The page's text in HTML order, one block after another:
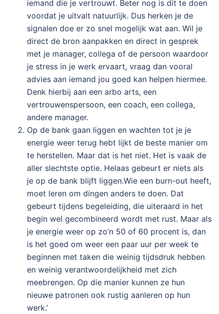
iemand die je vertrouwt. Beter nog is dit te doen
voordat je uitvalt natuurlijk. Dus herken je de
signalen doe er zo snel mogelijk wat aan. Wil je
direct de bron aanpakken en direct in gesprek
met je manager, collega of de persoon waardoor
je stress in je werk ervaart, vraag dan vooral
advies aan iemand jou goed kan helpen hiermee.
Denk hierbij aan een arbo arts, een
vertrouwenspersoon, een coach, een collega,
andere manager.
Op de bank gaan liggen en wachten tot je je
energie weer terug hebt lijkt de beste manier om
te herstellen. Maar dat is het niet. Het is vaak de
aller slechtste optie. Helaas gebeurt er niets als
je op de bank blijft liggen.Wie een burn-out heeft,
moet leren om dingen anders te doen. Dat
gebeurt tijdens begeleiding, die uiteraard in het
begin wel gecombineerd wordt met rust. Maar als
je energie weer op zo’n 50 of 60 procent is, dan
is het goed om weer een paar uur per week te
beginnen met taken die weinig tijdsdruk hebben
en weinig verantwoordelijkheid met zich
meebrengen. Op die manier kunnen ze hun
nieuwe patronen ook rustig aanleren op hun
werk.’